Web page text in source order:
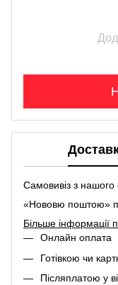
Самовивіз з
«Нововю поштою»
Більше інформації
Онлайн оплата
Готівкою чи
Післяплатою у